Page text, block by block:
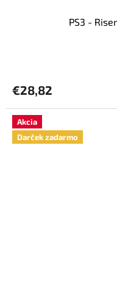
PS3 -
€28,82
Akcia
Darček zadarmo